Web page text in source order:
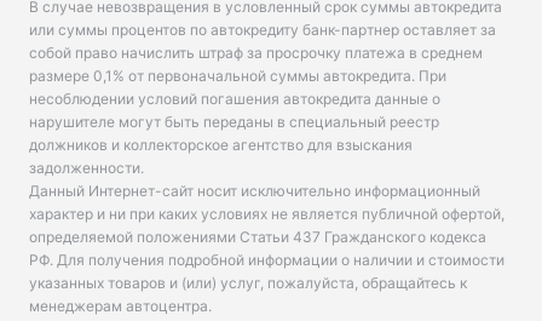
В случае невозвращения в условленный срок суммы автокредита
или суммы процентов по автокредиту банк-партнер оставляет за
собой право начислить штраф за просрочку платежа в среднем
размере 0,1% от первоначальной суммы автокредита. При
несоблюдении условий погашения автокредита данные о
нарушителе могут быть переданы в специальный реестр
должников и коллекторское агентство для взыскания
задолженности.
Данный Интернет-сайт носит исключительно информационный
характер и ни при каких условиях не является публичной офертой,
определяемой положениями Статьи 437 Гражданского кодекса
РФ. Для получения подробной информации о наличии и стоимости
указанных товаров и (или) услуг, пожалуйста, обращайтесь к
менеджерам автоцентра.